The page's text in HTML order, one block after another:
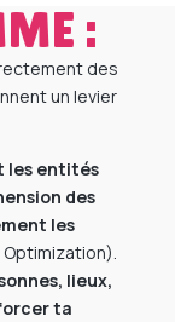
:
des
un levier
les entités
des
les
lieux,
ta